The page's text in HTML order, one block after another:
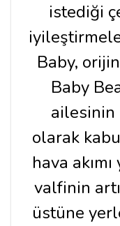
istediği
Baby,
Baby
ailesinin
olarak
hava
valfinin
üstüne